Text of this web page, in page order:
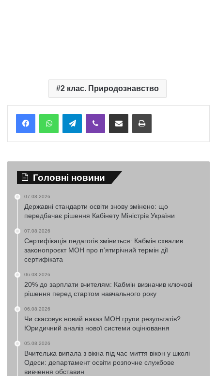
2 клас. Природознавство
TelegramViber Надіслати електронною поштоюНадрукувати
Головні новини
07.08.2026
Державні стандарти освіти знову змінено: що
передбачає рішення Кабінету Міністрів України
07.08.2026
Сертифікація педагогів зміниться: Кабмін схвалив
законопроєкт МОН про п’ятирічний термін дії
сертифіката
06.08.2026
20% до зарплати вчителям: Кабмін визначив ключові
рішення перед стартом навчального року
06.08.2026
Чи скасовує новий наказ МОН групи результатів?
Юридичний аналіз нової системи оцінювання
05.08.2026
Вчителька випала з вікна під час миття вікон у школі
Одеси: департамент освіти розпочне службове
вивчення обставин